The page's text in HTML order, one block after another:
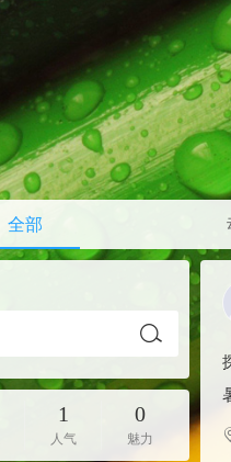
全部
1
人气
0
魅力